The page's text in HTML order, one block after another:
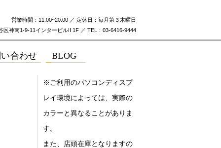
営業時間：11:00~20:00 ／ 定休日：毎月第３木曜日
区神南1-9-11インタービルII 1F ／ TEL：03-6416-9444
※ご利用のパソコンディスプ
レイ環境によっては、実際の
カラーと異なることがありま
す。
また、店頭在庫となりますの